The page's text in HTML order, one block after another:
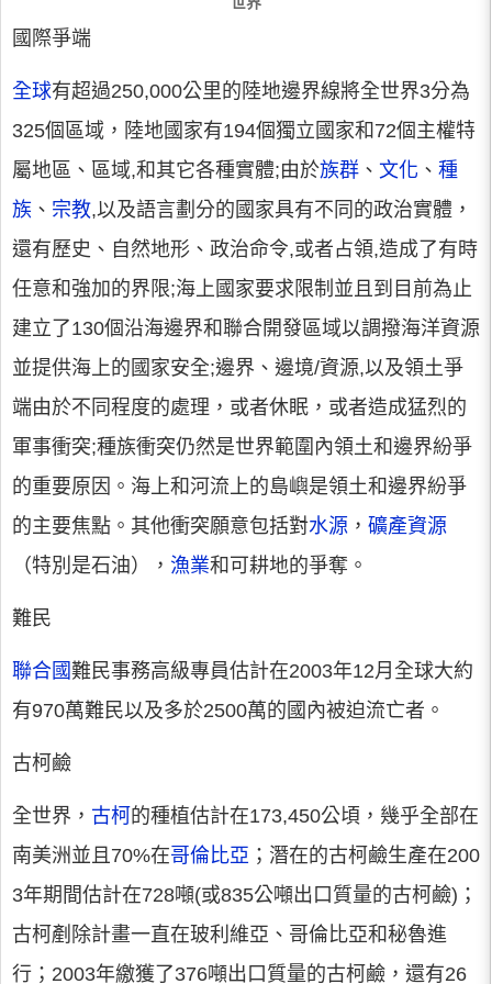
國際爭端
全球有超過250,000公里的陸地邊界線將全世界3分為
325個區域，陸地國家有194個獨立國家和72個主權特
屬地區、區域,和其它各種實體;由於族群 、 文化 、 種
族 、 宗教,以及語言劃分的國家具有不同的政治實體，
還有歷史、自然地形、政治命令,或者占領,造成了有時
任意和強加的界限;海上國家要求限制並且到目前為止
建立了130個沿海邊界和聯合開發區域以調撥海洋資源
並提供海上的國家安全;邊界、邊境/資源,以及領土爭
端由於不同程度的處理，或者休眠，或者造成猛烈的
軍事衝突;種族衝突仍然是世界範圍內領土和邊界紛爭
的重要原因。海上和河流上的島嶼是領土和邊界紛爭
的主要焦點。其他衝突願意包括對水源 ， 礦產資源
（特別是石油）， 漁業和可耕地的爭奪。
難民
聯合國難民事務高級專員估計在2003年12月全球大約
有970萬難民以及多於2500萬的國內被迫流亡者。
古柯鹼
全世界， 古柯 的種植估計在173,450公頃，幾乎全部在
南美洲並且70%在哥倫比亞 ；潛在的古柯鹼生產在200
3年期間估計在728噸(或835公噸出口質量的古柯鹼)；
古柯剷除計畫一直在玻利維亞、哥倫比亞和秘魯進
行；2003年繳獲了376噸出口質量的古柯鹼，還有26